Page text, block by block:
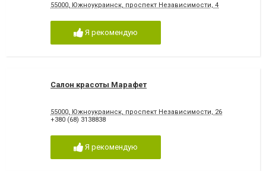
55000, Южноукраинск, проспект Независимости, 4
Я рекомендую
Салон красоты Марафет
55000, Южноукраинск, проспект Независимости, 26
+380 (68) 3138838
Я рекомендую